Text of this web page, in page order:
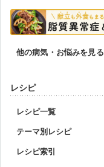
他の病気・お悩みを見る
レシピ
レシピ一覧
テーマ別レシピ
レシピ索引